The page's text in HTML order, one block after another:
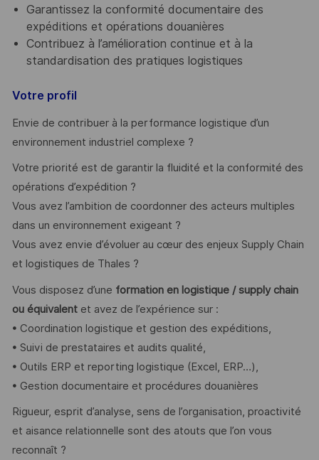
Garantissez la conformité documentaire des
expéditions et opérations douanières
Contribuez à l’amélioration continue et à la
standardisation des pratiques logistiques
Votre profil
Envie de contribuer à la performance logistique d’un
environnement industriel complexe ?
Votre priorité est de garantir la fluidité et la conformité des
opérations d’expédition ?
Vous avez l’ambition de coordonner des acteurs multiples
dans un environnement exigeant ?
Vous avez envie d’évoluer au cœur des enjeux Supply Chain
et logistiques de Thales ?
Vous disposez d’une formation en logistique / supply chain
ou équivalentet avez de l’expérience sur :
• Coordination logistique et gestion des expéditions,
• Suivi de prestataires et audits qualité,
• Outils ERP et reporting logistique (Excel, ERP…),
• Gestion documentaire et procédures douanières
Rigueur, esprit d’analyse, sens de l’organisation, proactivité
et aisance relationnelle sont des atouts que l’on vous
reconnaît ?